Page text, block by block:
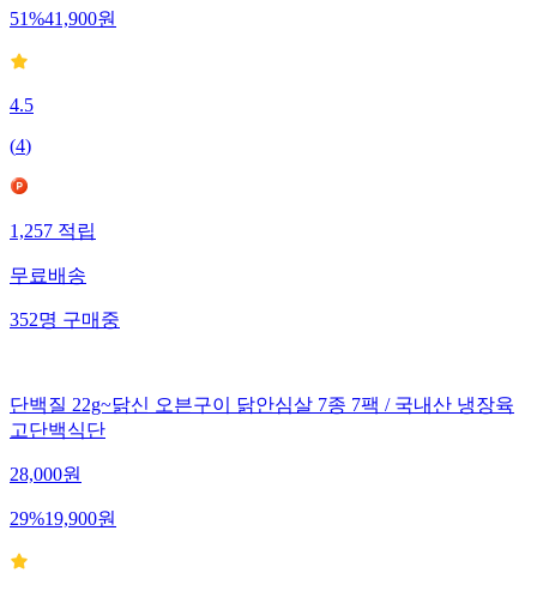
51%41,900원
4.5
(4)
1,257적립
무료배송
352명구매중
단백질 22g~닭신 오븐구이 닭안심살 7종 7팩 / 국내산 냉장육
고단백식단
28,000원
29%19,900원